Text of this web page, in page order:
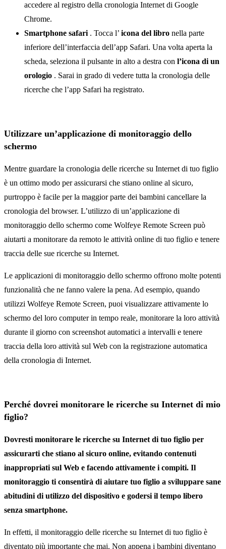
accedere al registro della cronologia Internet di Google
Chrome.
Smartphone safari . Tocca l’ icona del libro nella parte
inferiore dell’interfaccia dell’app Safari. Una volta aperta la
scheda, seleziona il pulsante in alto a destra con l’icona di un
orologio . Sarai in grado di vedere tutta la cronologia delle
ricerche che l’app Safari ha registrato.
Utilizzare un’applicazione di monitoraggio dello
schermo
Mentre guardare la cronologia delle ricerche su Internet di tuo figlio
è un ottimo modo per assicurarsi che stiano online al sicuro,
purtroppo è facile per la maggior parte dei bambini cancellare la
cronologia del browser. L’utilizzo di un’applicazione di
monitoraggio dello schermo come Wolfeye Remote Screen può
aiutarti a monitorare da remoto le attività online di tuo figlio e tenere
traccia delle sue ricerche su Internet.
Le applicazioni di monitoraggio dello schermo offrono molte potenti
funzionalità che ne fanno valere la pena. Ad esempio, quando
utilizzi Wolfeye Remote Screen, puoi visualizzare attivamente lo
schermo del loro computer in tempo reale, monitorare la loro attività
durante il giorno con screenshot automatici a intervalli e tenere
traccia della loro attività sul Web con la registrazione automatica
della cronologia di Internet.
Perché dovrei monitorare le ricerche su Internet di mio
figlio?
Dovresti monitorare le ricerche su Internet di tuo figlio per
assicurarti che stiano al sicuro online, evitando contenuti
inappropriati sul Web e facendo attivamente i compiti. Il
monitoraggio ti consentirà di aiutare tuo figlio a sviluppare sane
abitudini di utilizzo del dispositivo e godersi il tempo libero
senza smartphone.
In effetti, il monitoraggio delle ricerche su Internet di tuo figlio è
diventato più importante che mai. Non appena i bambini diventano